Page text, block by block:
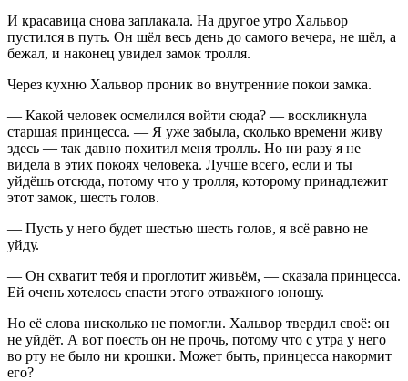
И красавица снова заплакала. На другое утро Хальвор
пустился в путь. Он шёл весь день до самого вечера, не шёл, а
бежал, и наконец увидел замок тролля.
Через кухню Хальвор проник во внутренние покои замка.
— Какой человек осмелился войти сюда? — воскликнула
старшая принцесса. — Я уже забыла, сколько времени живу
здесь — так давно похитил меня тролль. Но ни разу я не
видела в этих покоях человека. Лучше всего, если и ты
уйдёшь отсюда, потому что у тролля, которому принадлежит
этот замок, шесть голов.
— Пусть у него будет шестью шесть голов, я всё равно не
уйду.
— Он схватит тебя и проглотит живьём, — сказала принцесса.
Ей очень хотелось спасти этого отважного юношу.
Но её слова нисколько не помогли. Хальвор твердил своё: он
не уйдёт. А вот поесть он не прочь, потому что с утра у него
во рту не было ни крошки. Может быть, принцесса накормит
его?